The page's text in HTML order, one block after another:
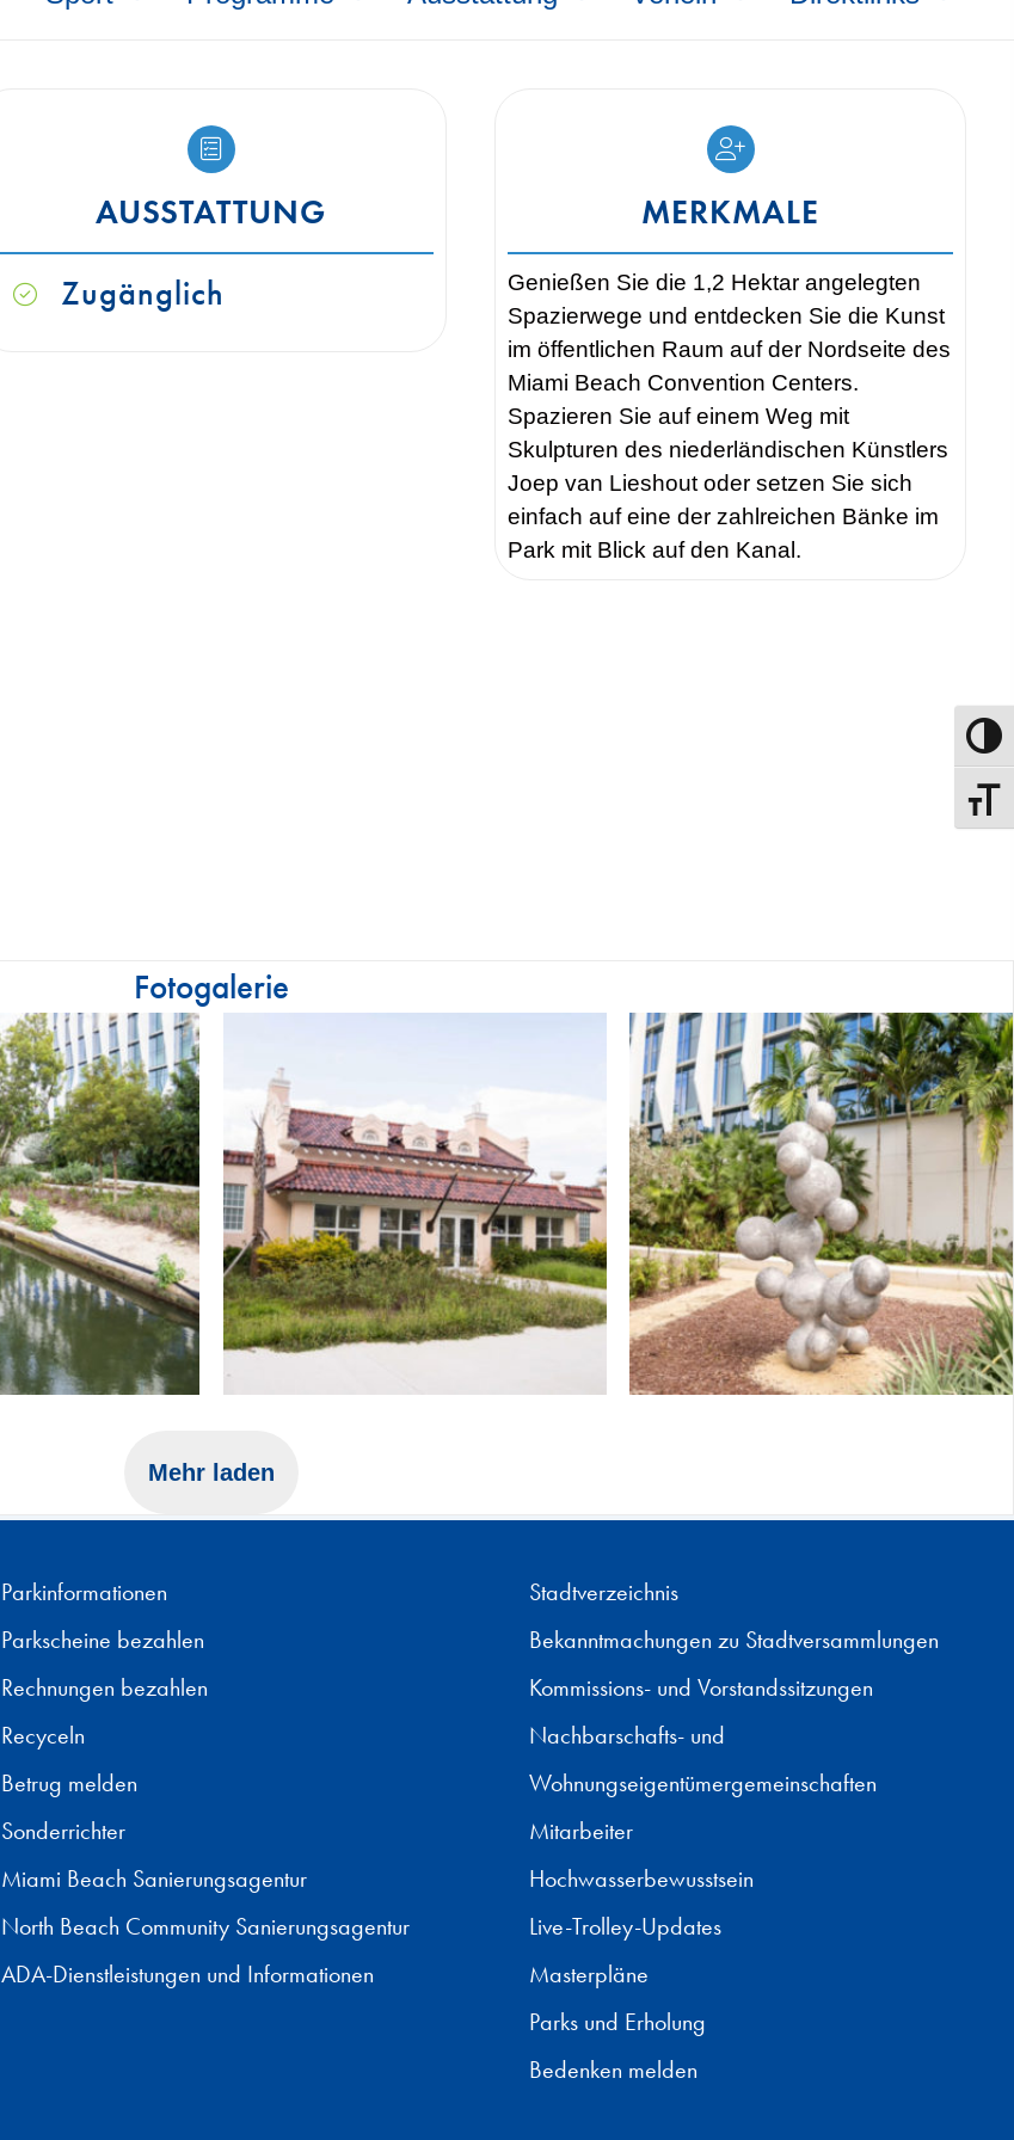
AUSSTATTUNG
Zugänglich
MERKMALE
Genießen Sie die 1,2 Hektar angelegten
Spazierwege und entdecken Sie die Kunst
im öffentlichen Raum auf der Nordseite des
Miami Beach Convention Centers.
Spazieren Sie auf einem Weg mit
Skulpturen des niederländischen Künstlers
Joep van Lieshout oder setzen Sie sich
einfach auf eine der zahlreichen Bänke im
Park mit Blick auf den Kanal.
Fotogalerie
Mehr laden
Parkinformationen
Parkscheine bezahlen
Rechnungen bezahlen
Recyceln
Betrug melden
Sonderrichter
Miami Beach Sanierungsagentur
North Beach Community Sanierungsagentur
ADA-Dienstleistungen und Informationen
Stadtverzeichnis
Bekanntmachungen zu Stadtversammlungen
Kommissions- und Vorstandssitzungen
Nachbarschafts- und
Wohnungseigentümergemeinschaften
Mitarbeiter
Hochwasserbewusstsein
Live-Trolley-Updates
Masterpläne
Parks und Erholung
Bedenken melden